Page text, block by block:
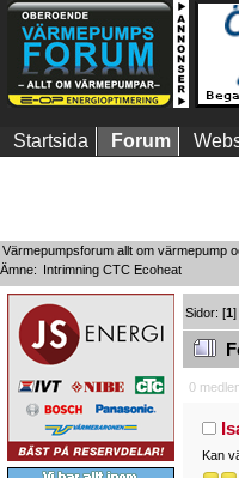
Startsida Forum
Värmepumpsforum allt om värmepump
Ämne: Intrimning CTC Ecoheat
Sidor: [1
0
Kan